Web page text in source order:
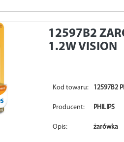
12597B2
1.2W VISION
Kod towaru: 12597B2
Producent: PHILIPS
Opis: żarówka